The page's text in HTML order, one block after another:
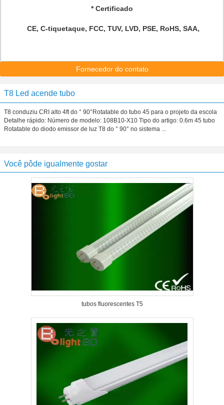
* Certificado
CE, C-tiquetaque, FCC, TUV, LVD, PSE, RoHS, SAA,
Fornecedor do contato
T8 Led acende tubo
T8 conduziu CRI alto 4ft do ° 90°Rotatable do tubo 45 para o projeto da escola
Detalhe rápido: Número de modelo: 108B10-X10 Tipo do artigo: 0.6m 45 tubo
Rotatable do diodo emissor de luz T8 do ° 90° no sistema ...
Você pôde igualmente gostar
tubos fluorescentes T5